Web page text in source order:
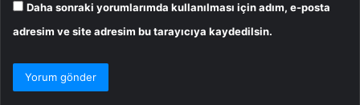
Daha sonraki yorumlarımda kullanılması için adım, e-posta
adresim ve site adresim bu tarayıcıya kaydedilsin.